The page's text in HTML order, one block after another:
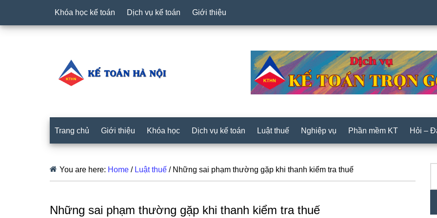
Khóa học kế toán Dịch vụ kế toán Giới thiệu
Trang chủ Giới thiệu Khóa học Dịch vụ kế toán Luật thuế Nghiệp vụ Phần mềm KT Hỏi –
You are here: Home / Luật thuế /Những sai phạm thường gặp khi thanh kiểm tra thuế
Những sai phạm thường gặp khi thanh kiểm tra thuế